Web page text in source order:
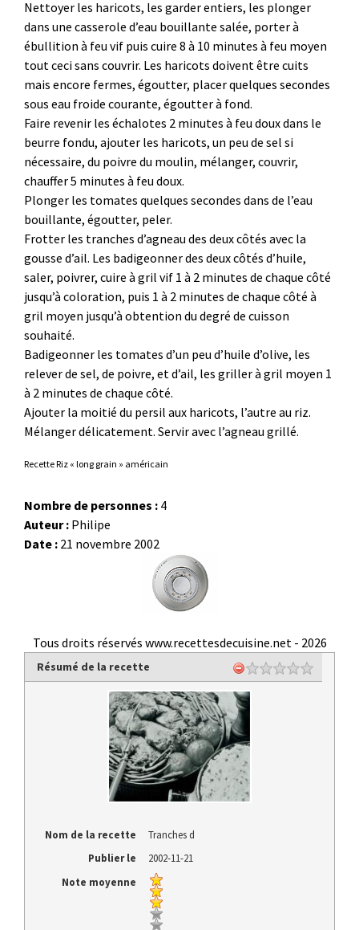
Nettoyer les haricots, les garder entiers, les plonger
dans une casserole d’eau bouillante salée, porter à
ébullition à feu vif puis cuire 8 à 10 minutes à feu moyen
tout ceci sans couvrir. Les haricots doivent être cuits
mais encore fermes, égoutter, placer quelques secondes
sous eau froide courante, égoutter à fond.
Faire revenir les échalotes 2 minutes à feu doux dans le
beurre fondu, ajouter les haricots, un peu de sel si
nécessaire, du poivre du moulin, mélanger, couvrir,
chauffer 5 minutes à feu doux.
Plonger les tomates quelques secondes dans de l’eau
bouillante, égoutter, peler.
Frotter les tranches d’agneau des deux côtés avec la
gousse d’ail. Les badigeonner des deux côtés d’huile,
saler, poivrer, cuire à gril vif 1 à 2 minutes de chaque côté
jusqu’à coloration, puis 1 à 2 minutes de chaque côté à
gril moyen jusqu’à obtention du degré de cuisson
souhaité.
Badigeonner les tomates d’un peu d’huile d’olive, les
relever de sel, de poivre, et d’ail, les griller à gril moyen 1
à 2 minutes de chaque côté.
Ajouter la moitié du persil aux haricots, l’autre au riz.
Mélanger délicatement. Servir avec l’agneau grillé.
Recette Riz « long grain » américain
Nombre de personnes : 4
Auteur : Philipe
Date : 21 novembre 2002
Tous droits réservés www.recettesdecuisine.net - 2026
Résumé de la recette
Nom de la recette
Tranches d
Publier le
2002-11-21
Note moyenne